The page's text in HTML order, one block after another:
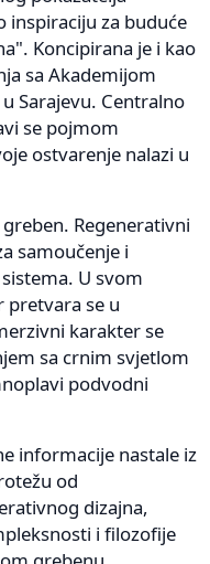
inspiraciju za buduće
Koncipirana je i kao
sa Akademijom
Sarajevu. Centralno
se pojmom
ostvarenje nalazi u
Regenerativni
samoučenje i
U svom
pretvara se u
karakter se
sa crnim svjetlom
podvodni
informacije nastale iz
od
dizajna,
i filozofije